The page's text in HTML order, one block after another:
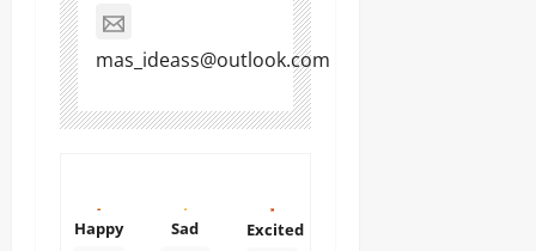
mas_ideass@outlook.com
Happy Sad Excited